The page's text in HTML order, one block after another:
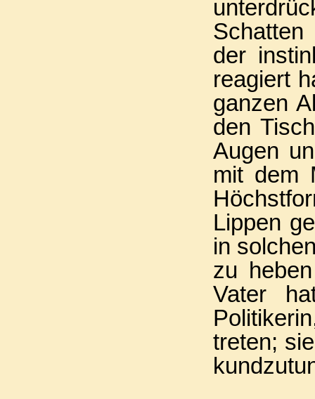
Schatten
der
reagiert
ganzen
den
Augen
mit dem
Lippen
in
zu
Vater
treten;